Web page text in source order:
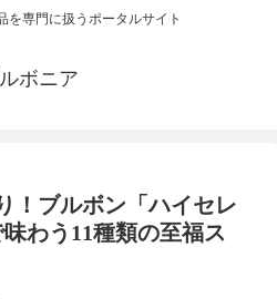
を専門に扱うポータルサイト
ボニア
！ブルボン「ハイセレ
わう11種類の至福ス